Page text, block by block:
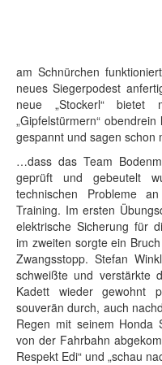
am Schnürchen
neues Siegerpodest
neue „Stockerl“
„Gipfelstürmern“
gespannt und sagen schon
…dass das Team
geprüft und gebeutelt
technischen Probleme
Training. Im ersten
elektrische Sicherung für
im zweiten sorgte ein
Zwangsstopp. Stefan
schweißte und verstärkte
Kadett wieder gewohnt
souverän durch, auch
Regen mit seinem Honda
von der Fahrbahn
Respekt Edi“ und „schau